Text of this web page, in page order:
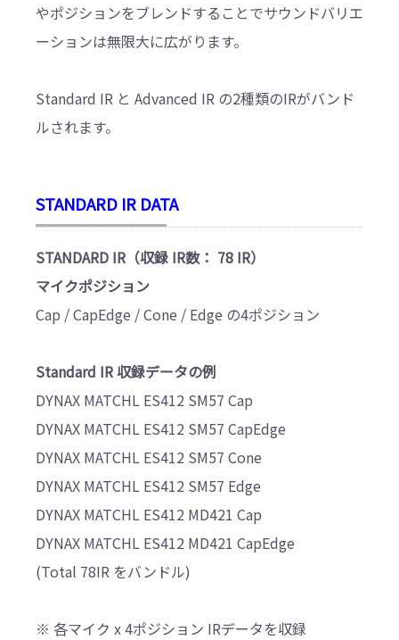
やポジションをブレンドすることでサウンドバリエ
ーションは無限大に広がります。
Standard IR と Advanced IR の2種類のIRがバンド
ルされます。
STANDARD IR DATA
STANDARD IR（収録 IR数： 78 IR）
マイクポジション
Cap / CapEdge / Cone / Edge の4ポジション
Standard IR 収録データの例
DYNAX MATCHL ES412 SM57 Cap
DYNAX MATCHL ES412 SM57 CapEdge
DYNAX MATCHL ES412 SM57 Cone
DYNAX MATCHL ES412 SM57 Edge
DYNAX MATCHL ES412 MD421 Cap
DYNAX MATCHL ES412 MD421 CapEdge
(Total 78IR をバンドル)
※ 各マイク x 4ポジション IRデータを収録